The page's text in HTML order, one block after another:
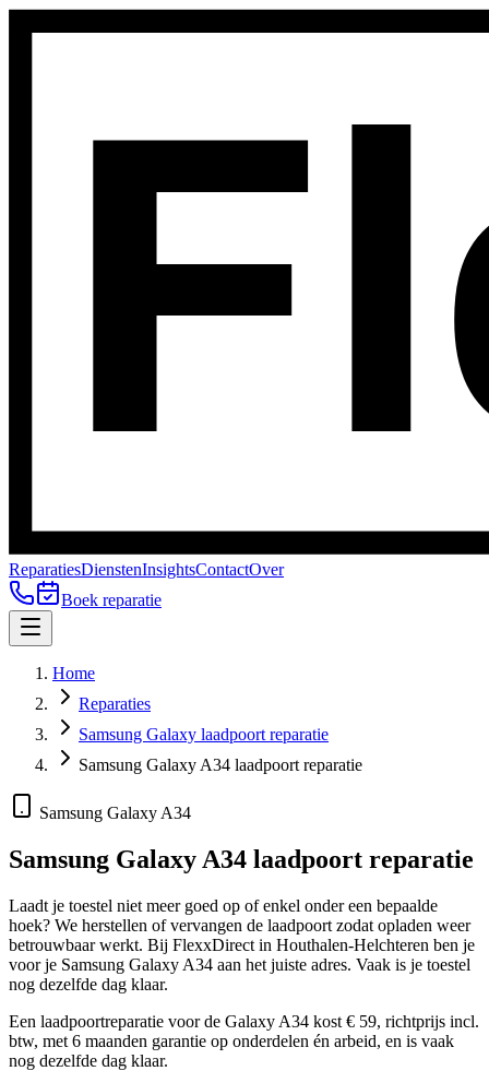
ReparatiesDienstenInsightsContactOver
Boek reparatie
Home
Reparaties
Samsung Galaxy laadpoort reparatie
Samsung Galaxy A34 laadpoort reparatie
Samsung Galaxy A34
Samsung Galaxy A34 laadpoort reparatie
Laadt je toestel niet meer goed op of enkel onder een bepaalde
hoek? We herstellen of vervangen de laadpoort zodat opladen weer
betrouwbaar werkt. Bij FlexxDirect in Houthalen-Helchteren ben je
voor je Samsung Galaxy A34 aan het juiste adres. Vaak is je toestel
nog dezelfde dag klaar.
Een laadpoortreparatie voor de Galaxy A34 kost € 59, richtprijs incl.
btw, met 6 maanden garantie op onderdelen én arbeid, en is vaak
nog dezelfde dag klaar.